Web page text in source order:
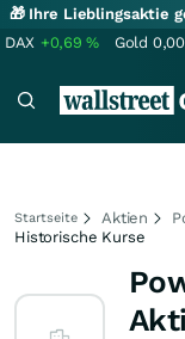
🎁 Ihre Lieblingsaktie
DAX +0,69% Gold 0,00
Startseite Aktien
Historische Kurse